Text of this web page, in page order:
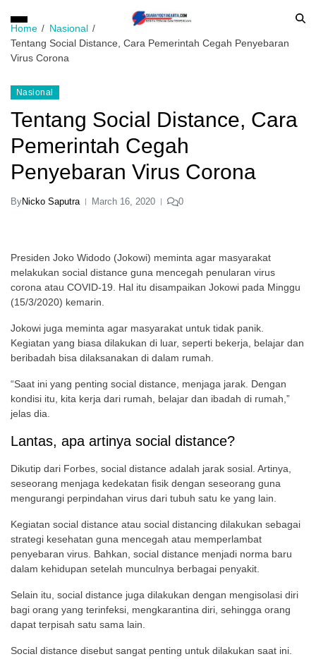
Home
Nasional
Tentang Social Distance, Cara Pemerintah Cegah Penyebaran
Virus Corona
Nasional
Tentang Social Distance, Cara
Pemerintah Cegah
Penyebaran Virus Corona
ByNicko Saputra March 16, 2020 0
Presiden Joko Widodo (Jokowi) meminta agar masyarakat
melakukan social distance guna mencegah penularan virus
corona atau COVID-19. Hal itu disampaikan Jokowi pada Minggu
(15/3/2020) kemarin.
Jokowi juga meminta agar masyarakat untuk tidak panik.
Kegiatan yang biasa dilakukan di luar, seperti bekerja, belajar dan
beribadah bisa dilaksanakan di dalam rumah.
“Saat ini yang penting social distance, menjaga jarak. Dengan
kondisi itu, kita kerja dari rumah, belajar dan ibadah di rumah,”
jelas dia.
Lantas, apa artinya social distance?
Dikutip dari Forbes, social distance adalah jarak sosial. Artinya,
seseorang menjaga kedekatan fisik dengan seseorang guna
mengurangi perpindahan virus dari tubuh satu ke yang lain.
Kegiatan social distance atau social distancing dilakukan sebagai
strategi kesehatan guna mencegah atau memperlambat
penyebaran virus. Bahkan, social distance menjadi norma baru
dalam kehidupan setelah munculnya berbagai penyakit.
Selain itu, social distance juga dilakukan dengan mengisolasi diri
bagi orang yang terinfeksi, mengkarantina diri, sehingga orang
dapat terpisah satu sama lain.
Social distance disebut sangat penting untuk dilakukan saat ini.